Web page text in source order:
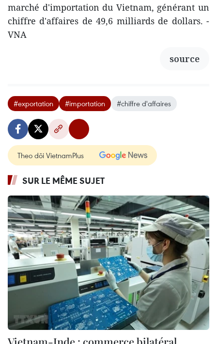
marché d'importation du Vietnam, générant un
chiffre d'affaires de 49,6 milliards de dollars. -
VNA
source
#exportation #importation #chiffre d'affaires
Theo dõi VietnamPlus
SUR LE MÊME SUJET